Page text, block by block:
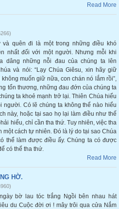
Read More
và quên đi là một trong những điều khó
nhất đối với một người. Nhưng mỗi khi
dâng những nỗi đau của chúng ta lên
và nói: “Lạy Chúa Giêsu, xin hãy giữ
không muốn giữ nữa, con chán nó lắm rồi”,
tổn thương, những đau đớn của chúng ta
ta khoẻ mạnh trở lại. Thiên Chúa hiểu
người. Có lẽ chúng ta không thể nào hiểu
này, hoặc tại sao họ lại làm điều như thế
hiểu, chỉ cần tha thứ. Tuy nhiên, việc tha
một cách tự nhiên. Đó là lý do tại sao Chúa
thể làm được điều ấy. Chúng ta có được
có thể tha thứ.
Read More
HỜ.
bờ lau tóc trắng Ngồi bên nhau hát
du Cuộc đời ơi ! mây trôi qua cửa Nắm